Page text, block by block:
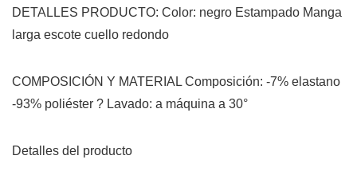
DETALLES PRODUCTO: Color: negro Estampado Manga
larga escote cuello redondo
COMPOSICIÓN Y MATERIAL Composición: -7% elastano
-93% poliéster ? Lavado: a máquina a 30°
Detalles del producto